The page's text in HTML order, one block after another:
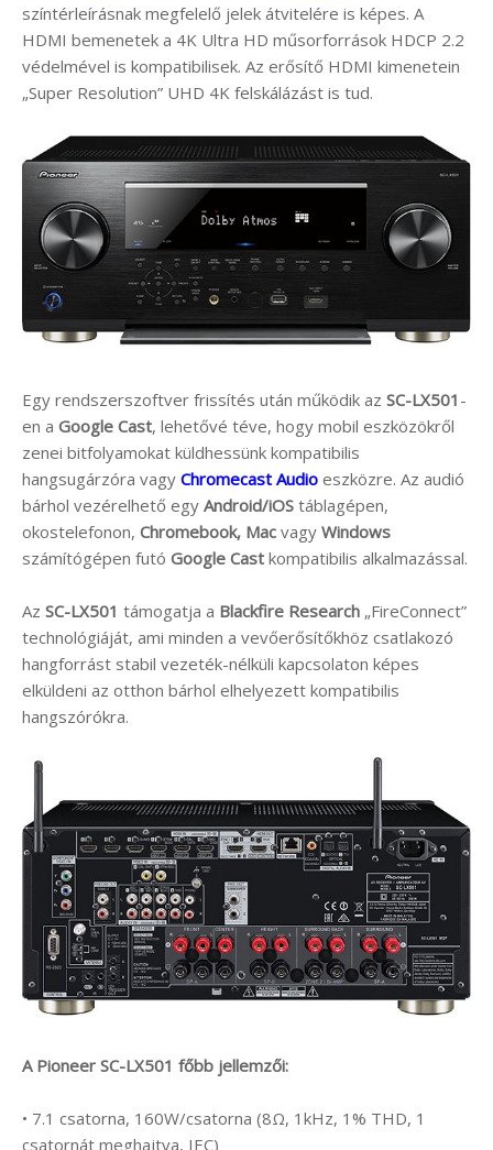
színtérleírásnak megfelelő jelek átvitelére is képes. A
HDMI bemenetek a 4K Ultra HD műsorforrások HDCP 2.2
védelmével is kompatibilisek. Az erősítő HDMI kimenetein
„Super Resolution” UHD 4K felskálázást is tud.
Egy rendszerszoftver frissítés után működik az SC-LX501 -
en a Google Cast, lehetővé téve, hogy mobil eszközökről
zenei bitfolyamokat küldhessünk kompatibilis
hangsugárzóra vagy Chromecast Audio eszközre. Az audió
bárhol vezérelhető egy Android/iOS táblagépen,
okostelefonon, Chromebook, Mac vagy Windows
számítógépen futó Google Cast kompatibilis alkalmazással.
Az SC-LX501 támogatja a Blackfire Research „FireConnect”
technológiáját, ami minden a vevőerősítőkhöz csatlakozó
hangforrást stabil vezeték-nélküli kapcsolaton képes
elküldeni az otthon bárhol elhelyezett kompatibilis
hangszórókra.
A Pioneer SC-LX501 főbb jellemzői:
• 7.1 csatorna, 160W/csatorna (8Ω, 1kHz, 1% THD, 1
csatornát meghajtva, IEC)